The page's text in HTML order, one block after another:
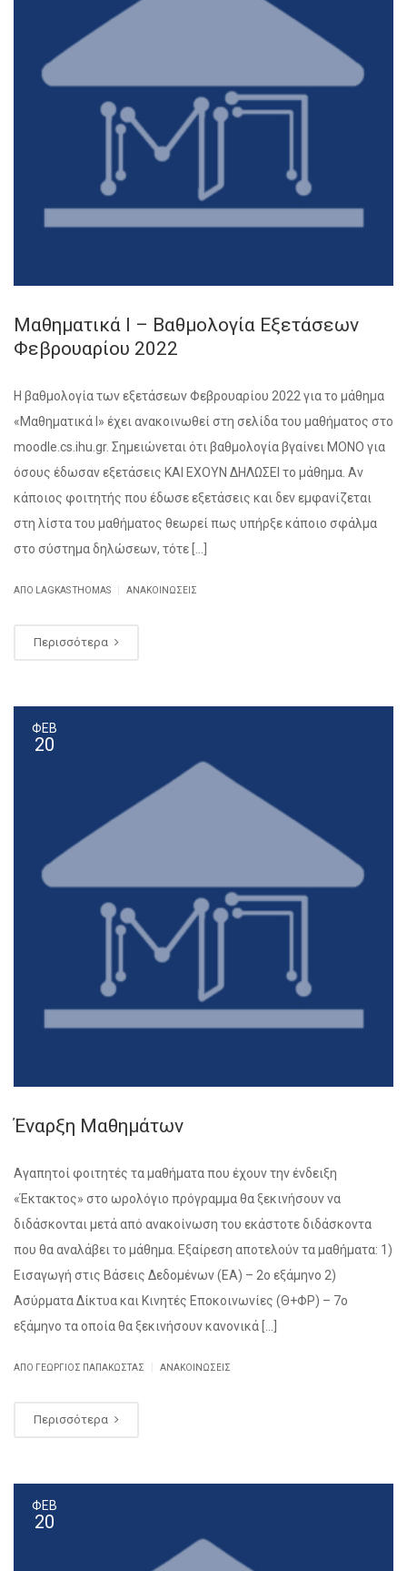
Μαθηματικά Ι – Βαθμολογία Εξετάσεων
Φεβρουαρίου 2022
Η βαθμολογία των εξετάσεων Φεβρουαρίου 2022 για το μάθημα
«Μαθηματικά Ι» έχει ανακοινωθεί στη σελίδα του μαθήματος στο
moodle.cs.ihu.gr. Σημειώνεται ότι βαθμολογία βγαίνει ΜΟΝΟ για
όσους έδωσαν εξετάσεις ΚΑΙ ΕΧΟΥΝ ΔΗΛΩΣΕΙ το μάθημα. Αν
κάποιος φοιτητής που έδωσε εξετάσεις και δεν εμφανίζεται
στη λίστα του μαθήματος θεωρεί πως υπήρξε κάποιο σφάλμα
στο σύστημα δηλώσεων, τότε […]
ΑΠΌ LAGKAS THOMAS ΑΝΑΚΟΙΝΏΣΕΙΣ
Περισσότερα
ΦΕΒ
20
Έναρξη Μαθημάτων
Αγαπητοί φοιτητές τα μαθήματα που έχουν την ένδειξη
«Έκτακτος» στο ωρολόγιο πρόγραμμα θα ξεκινήσουν να
διδάσκονται μετά από ανακοίνωση του εκάστοτε διδάσκοντα
που θα αναλάβει το μάθημα. Εξαίρεση αποτελούν τα μαθήματα: 1)
Εισαγωγή στις Βάσεις Δεδομένων (ΕΑ) – 2ο εξάμηνο 2)
Ασύρματα Δίκτυα και Κινητές Εποκοινωνίες (Θ+ΦΡ) – 7ο
εξάμηνο τα οποία θα ξεκινήσουν κανονικά […]
ΑΠΌ ΓΕΏΡΓΙΟΣ ΠΑΠΑΚΏΣΤΑΣ ΑΝΑΚΟΙΝΏΣΕΙΣ
Περισσότερα
ΦΕΒ
20